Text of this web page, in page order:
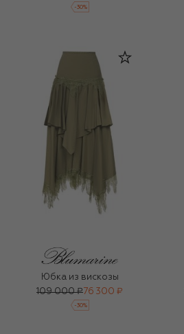
-30%
Юбка из вискозы
109 000 ₽76 300 ₽
-30%